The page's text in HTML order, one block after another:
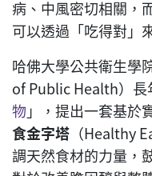
病、中風密切相關，
可以透過「吃得對」
哈佛大學公共衛生學
of Public Health）長
物 」，提出一套基
食金字塔 （Healthy
調天然食材的力量，